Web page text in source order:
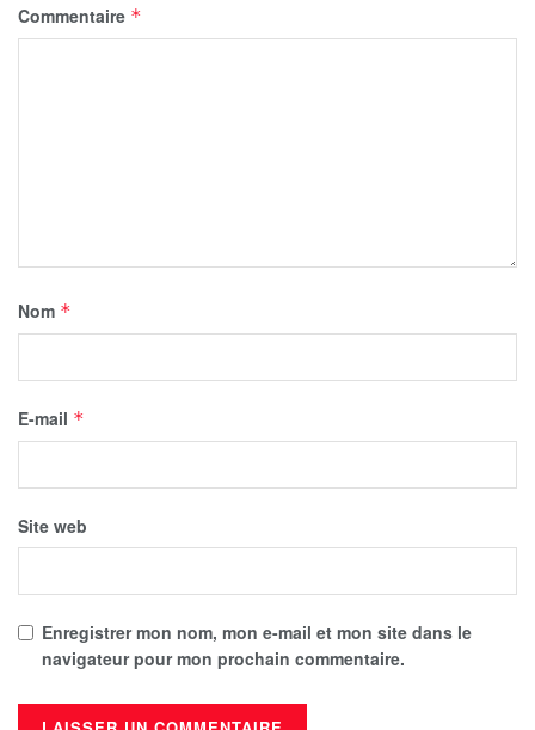
Commentaire *
Nom *
E-mail *
Site web
Enregistrer mon nom, mon e-mail et mon site dans le
navigateur pour mon prochain commentaire.